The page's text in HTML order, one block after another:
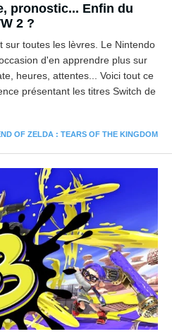
pronostic... Enfin du
2 ?
sur toutes les lèvres. Le Nintendo
d'en apprendre plus sur
heures, attentes... Voici tout ce
présentant les titres Switch de
OF ZELDA : TEARS OF THE KINGDOM